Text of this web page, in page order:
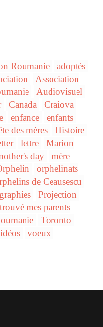
Roumanie
adoptés
Association
Audiovisuel
Canada
Craiova
enfance
enfants
des mères
Histoire
lettre
Marion
day
mère
orphelinats
de Ceausescu
Projection
mes parents
Toronto
voeux